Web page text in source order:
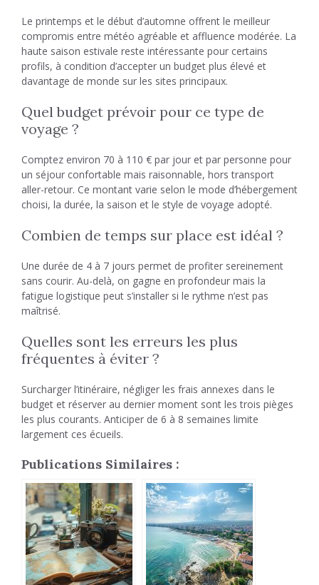
Le printemps et le début d’automne offrent le meilleur
compromis entre météo agréable et affluence modérée. La
haute saison estivale reste intéressante pour certains
profils, à condition d’accepter un budget plus élevé et
davantage de monde sur les sites principaux.
Quel budget prévoir pour ce type de
voyage ?
Comptez environ 70 à 110 € par jour et par personne pour
un séjour confortable mais raisonnable, hors transport
aller-retour. Ce montant varie selon le mode d’hébergement
choisi, la durée, la saison et le style de voyage adopté.
Combien de temps sur place est idéal ?
Une durée de 4 à 7 jours permet de profiter sereinement
sans courir. Au-delà, on gagne en profondeur mais la
fatigue logistique peut s’installer si le rythme n’est pas
maîtrisé.
Quelles sont les erreurs les plus
fréquentes à éviter ?
Surcharger l’itinéraire, négliger les frais annexes dans le
budget et réserver au dernier moment sont les trois pièges
les plus courants. Anticiper de 6 à 8 semaines limite
largement ces écueils.
Publications Similaires :